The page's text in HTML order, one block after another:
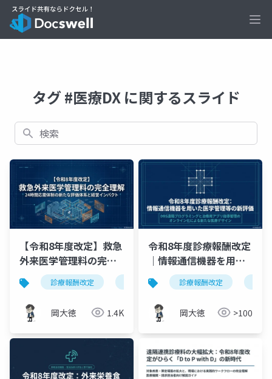
タグ #医療DX に関するスライド
検索
【令和8年度改定】救急
外来医学管理料の完全
理解 ― 24時間応需体制
の新評価体系と経営イ
ンパクト
診療報酬改定 救急外来医学管理料 令和8年度改定
岡大徳 1.4K
令和8年度診療報酬改定
｜情報通信機器を用い
た医学管理等の新評価
を解説
診療報酬改定
岡大徳 >100